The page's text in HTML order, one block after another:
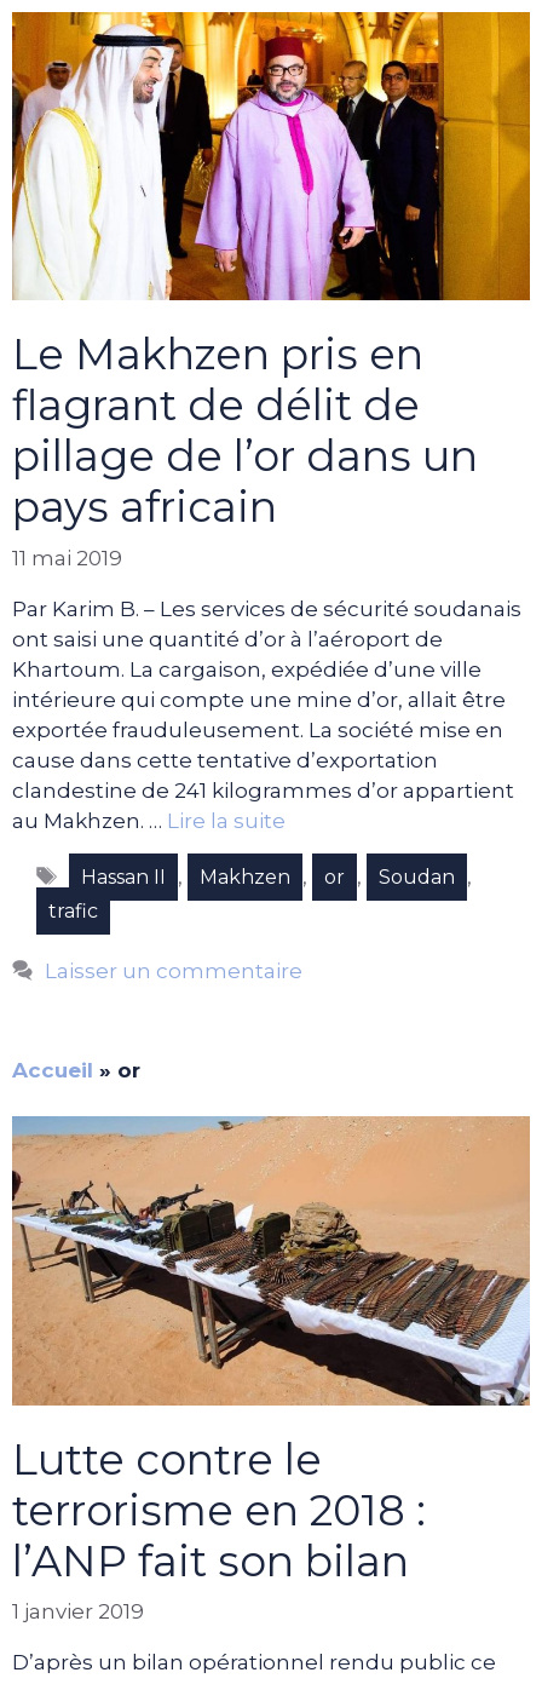
Le Makhzen pris en
flagrant de délit de
pillage de l’or dans un
pays africain
11 mai 2019
Par Karim B. – Les services de sécurité soudanais
ont saisi une quantité d’or à l’aéroport de
Khartoum. La cargaison, expédiée d’une ville
intérieure qui compte une mine d’or, allait être
exportée frauduleusement. La société mise en
cause dans cette tentative d’exportation
clandestine de 241 kilogrammes d’or appartient
au Makhzen. … Lire la suite
Étiquettes
Hassan II , Makhzen , or , Soudan ,
trafic
Laisser un commentaire
Accueil » or
Lutte contre le
terrorisme en 2018 :
l’ANP fait son bilan
1 janvier 2019
D’après un bilan opérationnel rendu public ce